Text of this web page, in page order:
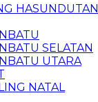
HASUNDUTAN
SELATAN
UTARA
NATAL